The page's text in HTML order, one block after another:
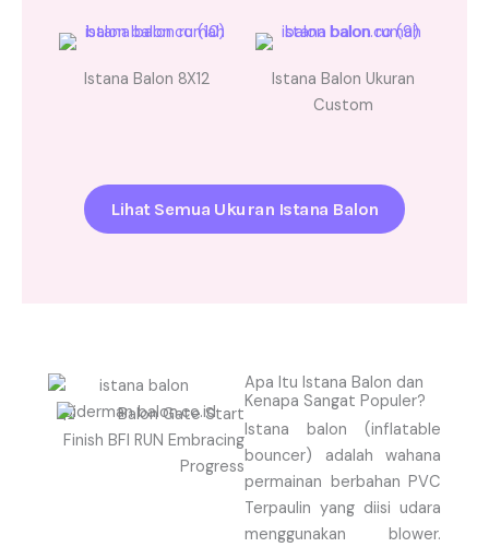
Istana Balon 8X12
Istana Balon Ukuran
Custom
Lihat Semua Ukuran Istana Balon
Apa Itu Istana Balon dan
Kenapa Sangat Populer?
Istana balon (inflatable
bouncer) adalah wahana
permainan berbahan PVC
Terpaulin yang diisi udara
menggunakan blower.